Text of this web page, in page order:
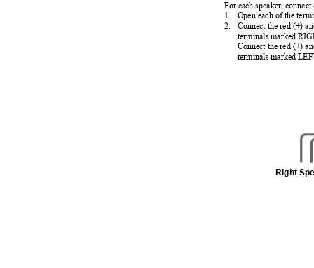
For each speaker,
1. Open each of the
2. Connect the red (+)
terminals marked
Connect the red (+)
terminals marked
Right